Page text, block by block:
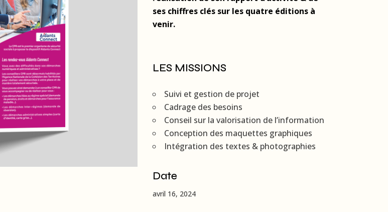
ses chiffres clés sur les quatre éditions à
venir.
LES MISSIONS
Suivi et gestion de projet
Cadrage des besoins
Conseil sur la valorisation de l’information
Conception des maquettes graphiques
Intégration des textes & photographies
Date
avril 16, 2024